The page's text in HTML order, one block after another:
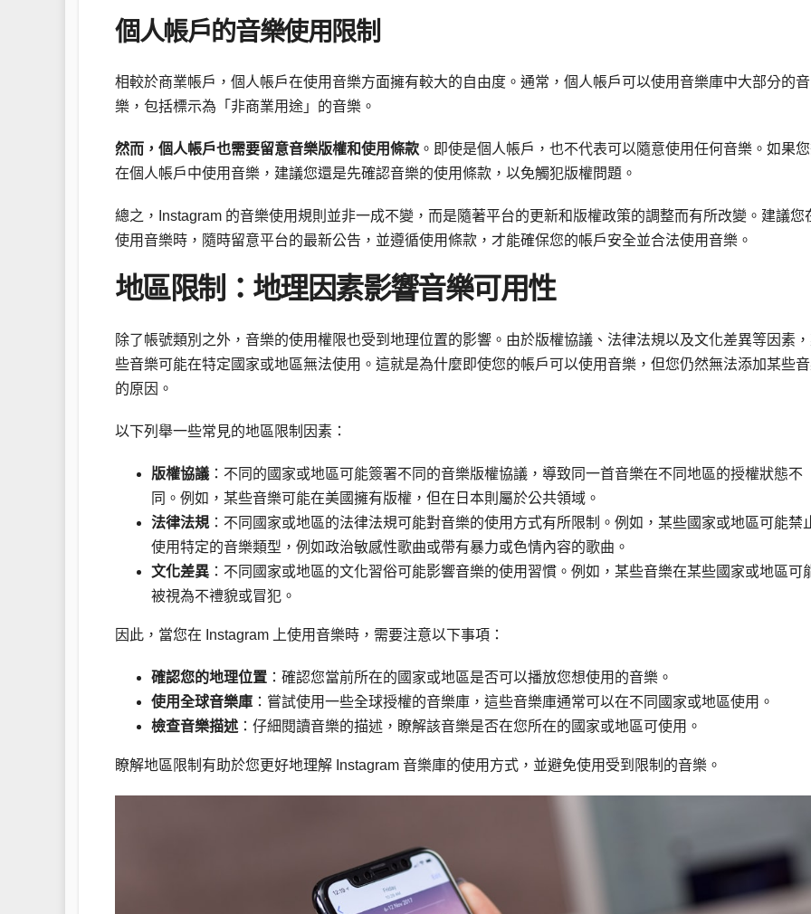
個人帳戶的音樂使用限制
相較於商業帳戶，個人帳戶在使用音樂方面擁有較大的自由度。通常，個人帳戶可以使用音樂庫中大部分的音
樂，包括標示為「非商業用途」的音樂。
然而，個人帳戶也需要留意音樂版權和使用條款 。即使是個人帳戶，也不代表可以隨意使用任何音樂。如果
在個人帳戶中使用音樂，建議您還是先確認音樂的使用條款，以免觸犯版權問題。
總之，Instagram 的音樂使用規則並非一成不變，而是隨著平台的更新和版權政策的調整而有所改變。建議您
使用音樂時，隨時留意平台的最新公告，並遵循使用條款，才能確保您的帳戶安全並合法使用音樂。
地區限制：地理因素影響音樂可用性
除了帳號類別之外，音樂的使用權限也受到地理位置的影響。由於版權協議、法律法規以及文化差異等因素
些音樂可能在特定國家或地區無法使用。這就是為什麼即使您的帳戶可以使用音樂，但您仍然無法添加某些
的原因。
以下列舉一些常見的地區限制因素：
版權協議 ：不同的國家或地區可能簽署不同的音樂版權協議，導致同一首音樂在不同地區的授權狀態不
同。例如，某些音樂可能在美國擁有版權，但在日本則屬於公共領域。
法律法規 ：不同國家或地區的法律法規可能對音樂的使用方式有所限制。例如，某些國家或地區可能禁
使用特定的音樂類型，例如政治敏感性歌曲或帶有暴力或色情內容的歌曲。
文化差異 ：不同國家或地區的文化習俗可能影響音樂的使用習慣。例如，某些音樂在某些國家或地區可
被視為不禮貌或冒犯。
因此，當您在 Instagram 上使用音樂時，需要注意以下事項：
確認您的地理位置 ：確認您當前所在的國家或地區是否可以播放您想使用的音樂。
使用全球音樂庫 ：嘗試使用一些全球授權的音樂庫，這些音樂庫通常可以在不同國家或地區使用。
檢查音樂描述 ：仔細閱讀音樂的描述，瞭解該音樂是否在您所在的國家或地區可使用。
瞭解地區限制有助於您更好地理解 Instagram 音樂庫的使用方式，並避免使用受到限制的音樂。